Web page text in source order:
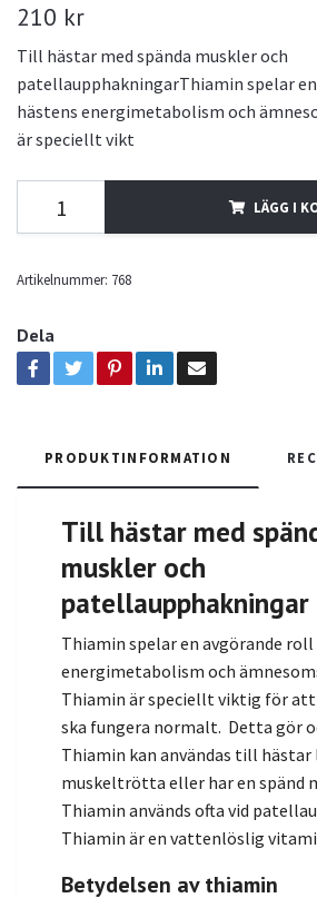
210 kr
Till hästar med spända muskler och
patellaupphakningarThiamin spelar
hästens energimetabolism och
är speciellt vikt
LÄGG I
Artikelnummer: 768
Dela
PRODUKTINFORMATION
Till hästar med
muskler och
patellaupphakningar
Thiamin spelar en avgörande roll
energimetabolism och
Thiamin är speciellt viktig för
ska fungera normalt. Detta gör
Thiamin kan användas till
muskeltrötta eller har en spänd
Thiamin används ofta vid
Thiamin är en vattenlöslig
Betydelsen av thiamin